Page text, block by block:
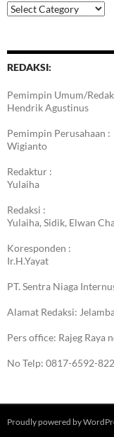
Kategori
Berita
REDAKSI:
Pemimpin Umum/
Hendrik Agustinus
Pemimpin Perusahaan :
Wigianto
Redaktur :
Yulaiha
Redaksi :
Yulaiha, Sidik, Elwan
Koresponden :
Ir.H.Yayat
PT. Sentra Niaga
Alamat Redaksi:
Pers office: Rajeg Raya
No Telp: 0817-6592-
Proudly powered by